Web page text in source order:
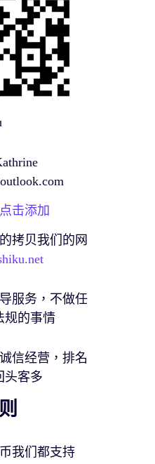
点击添加
拷贝我们的网
服务，不做任
规的事情
信经营，排名
头客多
我们都支持